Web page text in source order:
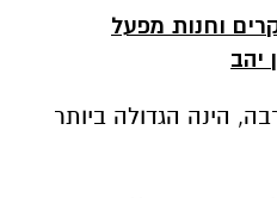
וחנות מפעל
יהב
הינה הגדולה ביותר